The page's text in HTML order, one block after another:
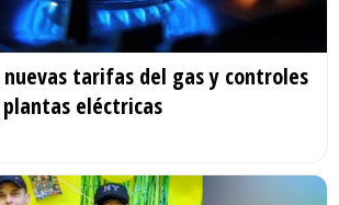
nuevas tarifas del gas y controles
eléctricas